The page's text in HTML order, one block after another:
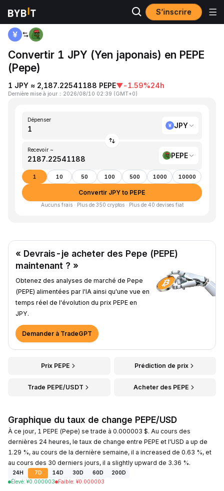
S’inscrire
Accueil
Convertir 1 JPY (Yen japonais) en PEPE
(Pepe)
1 JPY ≈ 2,187.22541188 PEPE▼-1.59%24h
Dernière mise à jour ： 2026/08/10 02:39 (GMT+0)
Dépenser
JPY
Recevoir ~
PEPE
1 10 50 100 500 1000 10000
Convertir JPY to PEPE
Aucuns frais · Plus de 350 cryptos · Plus de 40 devises fiat
« Devrais-je acheter des Pepe (PEPE)
maintenant ? »
Obtenez des analyses de marché de Pepe
(PEPE) alimentées par l'IA ainsi qu'une vue en
temps réel de l'évolution du prix PEPE en
JPY.
Demander à TradeGPT
Prix PEPE Prédiction de prix
Trade PEPE/USDT Acheter des PEPE
Graphique du taux de change PEPE/USD
À ce jour, 1 PEPE (Pepe) se trade à 0.000003 $. Au cours des
dernières 24 heures, le taux de change entre PEPE et l'USD a up de
1.29 %, au cours de la dernière semaine, il a increased de 0.63 %, et
au cours des 30 derniers jours, il a slightly upward de 3.36 %.
24H 7D 14D 30D 60D
200D
Élevé: ¥0.000003 Faible: ¥0.000003